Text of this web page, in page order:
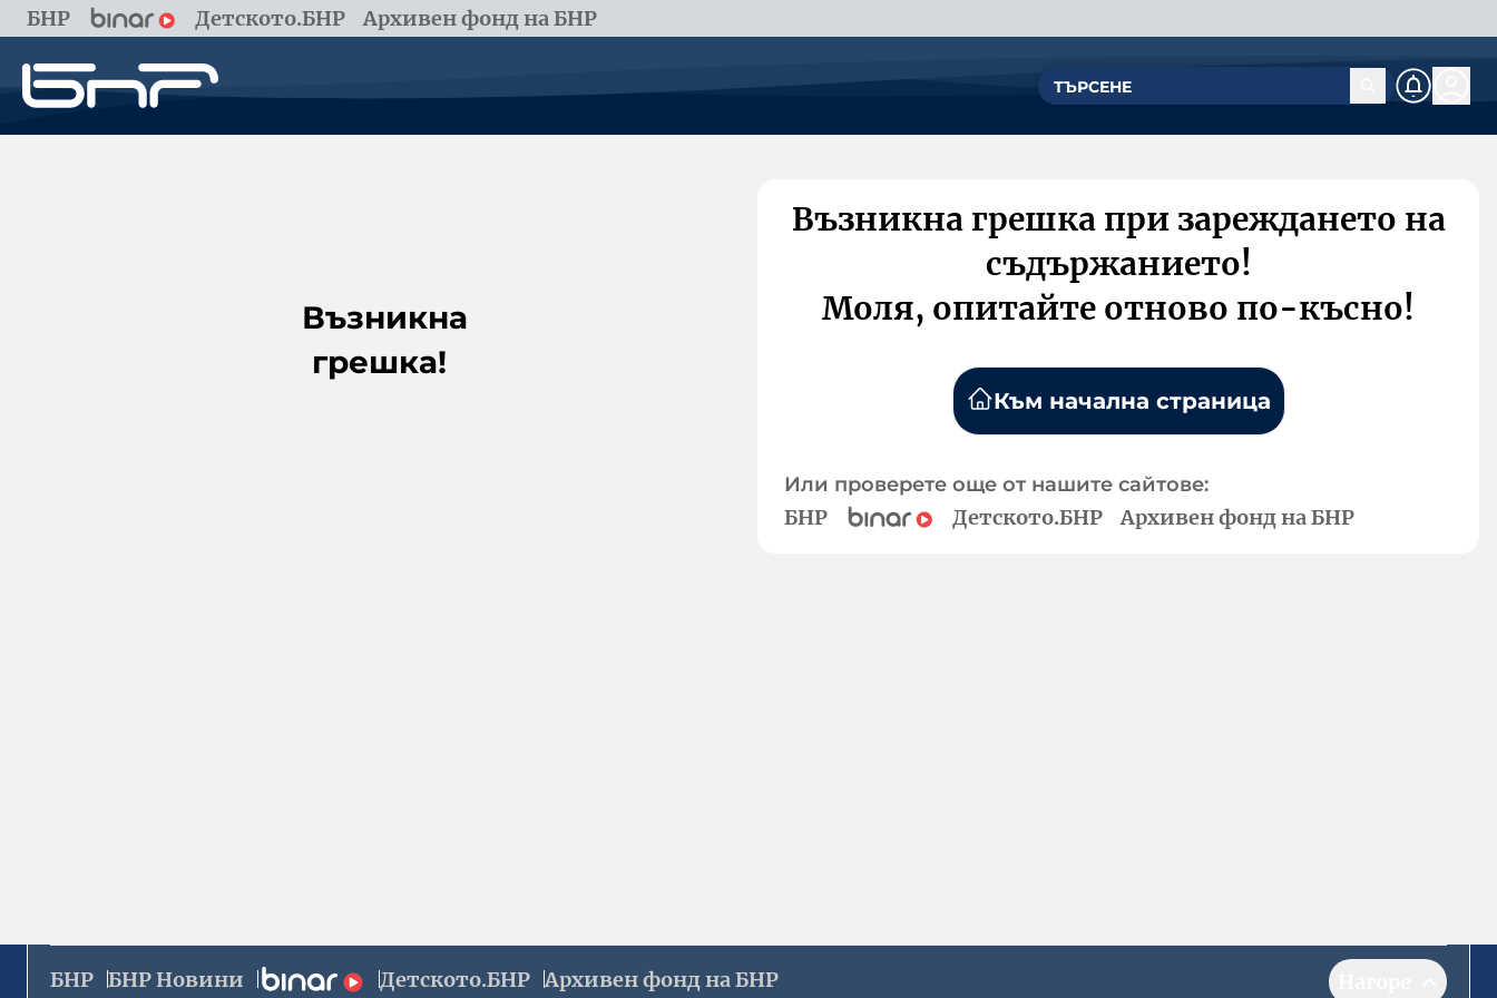
БНР Детското.БНР Архивен фонд на БНР
Възникна
грешка!
Възникна грешка при зареждането на
съдържанието!
Моля, опитайте отново по-късно!
Към начална страница
Или проверете още от нашите сайтове:
БНР Детското.БНР Архивен фонд на БНР
БНР БНР Новини Детското.БНР Архивен фонд на БНР